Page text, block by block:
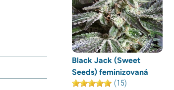
Black Jack (Sweet
Seeds) feminizovaná
(15)